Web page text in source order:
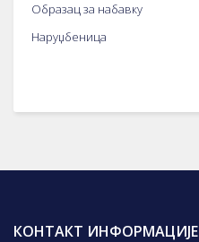
Образац за набавку
Наруџбеница
КОНТАКТ ИНФОРМАЦИЈЕ